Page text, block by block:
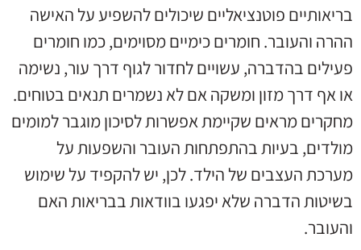
בריאותיים פוטנציאליים שיכולים להשפיע על האישה
ההרה והעובר. חומרים כימיים מסוימים, כמו חומרים
פעילים בהדברה, עשויים לחדור לגוף דרך עור, נשימה
או אף דרך מזון ומשקה אם לא נשמרים תנאים בטוחים.
מחקרים מראים שקיימת אפשרות לסיכון מוגבר למומים
מולדים, בעיות בהתפתחות העובר והשפעות על
מערכת העצבים של הילד. לכן, יש להקפיד על שימוש
בשיטות הדברה שלא יפגעו בוודאות בבריאות האם
והעובר.